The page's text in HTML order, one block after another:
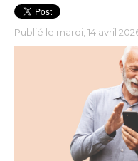
Publié le mardi, 14 avril